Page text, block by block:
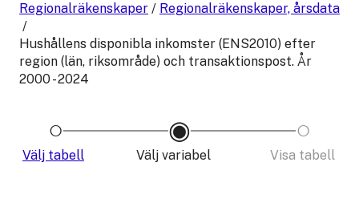
Regionalräkenskaper / Regionalräkenskaper, årsdata
/
Hushållens disponibla inkomster (ENS2010) efter
region (län, riksområde) och transaktionspost. År
2000 - 2024
Välj tabell Välj variabel Visa tabell